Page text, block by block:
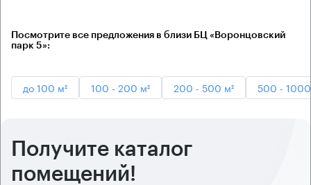
Посмотрите все предложения в близи БЦ «Воронцовский
парк 5»:
до 100 м² 100 - 200 м² 200 - 500 м² 500 -
Получите каталог
помещений!